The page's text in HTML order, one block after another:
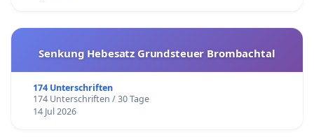
Senkung Hebesatz Grundsteuer Brombachtal
174 Unterschriften
174 Unterschriften / 30 Tage
14 Jul 2026